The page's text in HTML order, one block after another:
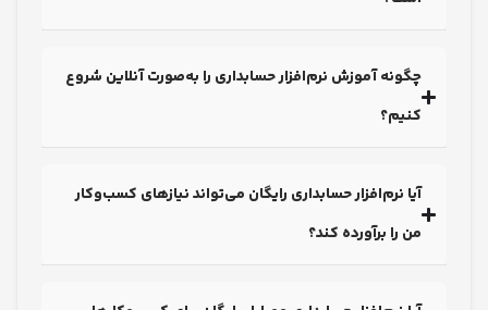
آموزش نرم‌افزار حسابداری را به‌صورت آنلاین شروع
نرم‌افزار حسابداری رایگان می‌تواند نیازهای کسب‌وکار
را برآورده کند؟